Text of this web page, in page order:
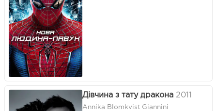
Дівчина з тату дракона 2011
Annika Blomkvist Giannini